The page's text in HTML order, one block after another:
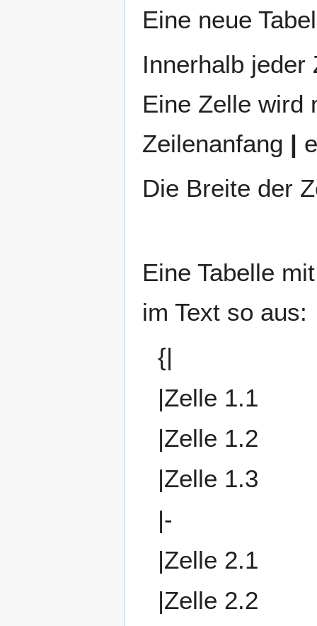
Eine neue
Innerhalb jeder
Eine Zelle wird
Zeilenanfang |
Die Breite der
Eine Tabelle
im Text so aus:
{|
|Zelle 1.1
|Zelle 1.2
|Zelle 1.3
|-
|Zelle 2.1
|Zelle 2.2